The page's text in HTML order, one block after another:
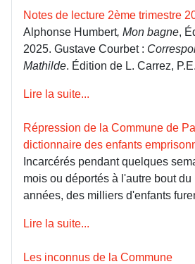
Notes de lecture 2ème trimestre
Alphonse Humbert, Mon bagne,
2025. Gustave Courbet :
Mathilde. Édition de L. Carrez,
Lire la suite...
Répression de la Commune de
dictionnaire des enfants
Incarcérés pendant quelques
mois ou déportés à l'autre bout
années, des milliers d'enfants
Lire la suite...
Les inconnus de la Commune